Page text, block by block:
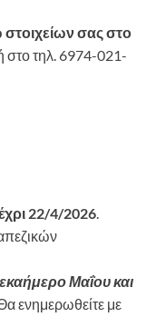
σας στο
στο τηλ. 6974-021-
22/4/2026.
Μαΐου και
ενημερωθείτε με